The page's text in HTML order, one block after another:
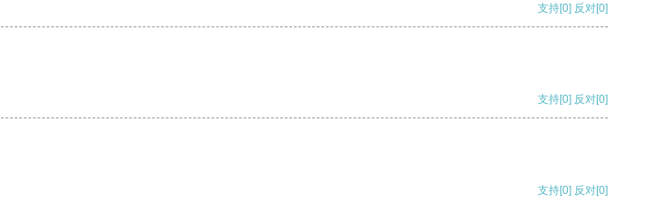
支持[0] 反对[0]
支持[0] 反对[0]
支持[0] 反对[0]